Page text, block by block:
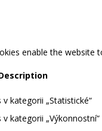
enable the
kategorii „Statistické“
kategorii „Výkonnostní“